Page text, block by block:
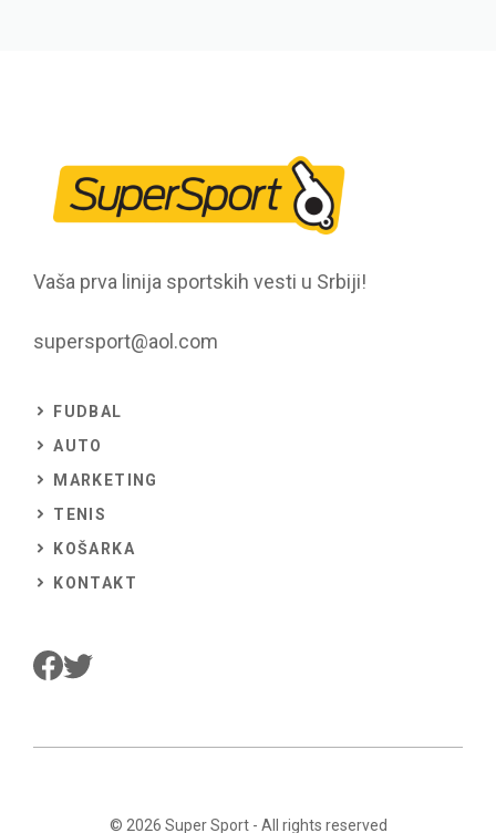
Vaša prva linija sportskih vesti u Srbiji!
supersport@aol.com
FUDBAL
AUTO
MARKETING
TENIS
KOŠARKA
KONTAKT
© 2026 Super Sport- All rights reserved